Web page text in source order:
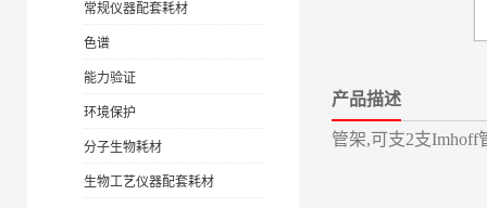
常规仪器配套耗材
色谱
能力验证
环境保护
分子生物耗材
生物工艺仪器配套耗材
产品描述
管架,可支2支Imhoff